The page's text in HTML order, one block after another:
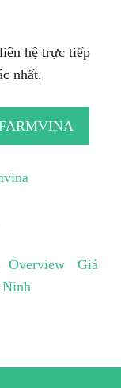
hệ trực tiếp
nhất.
Overview
Giá
Ninh